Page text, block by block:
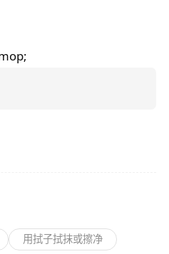
用拭子拭抹或擦净